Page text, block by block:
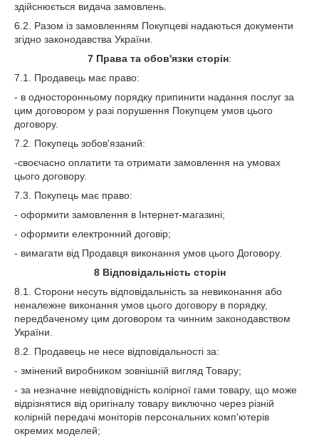
здійснюється видача замовлень.
6.2. Разом із замовленням Покупцеві надаються документи
згідно законодавства України.
7 Права та обов'язки сторін:
7.1. Продавець має право:
- в односторонньому порядку припинити надання послуг за
цим договором у разі порушення Покупцем умов цього
договору.
7.2. Покупець зобов'язаний:
-своєчасно оплатити та отримати замовлення на умовах
цього договору.
7.3. Покупець має право:
- оформити замовлення в Інтернет-магазині;
- оформити електронний договір;
- вимагати від Продавця виконання умов цього Договору.
8 Відповідальність сторін
8.1. Сторони несуть відповідальність за невиконання або
неналежне виконання умов цього договору в порядку,
передбаченому цим договором та чинним законодавством
України.
8.2. Продавець не несе відповідальності за:
- змінений виробником зовнішній вигляд Товару;
- за незначне невідповідність колірної гами товару, що може
відрізнятися від оригіналу товару виключно через різній
колірній передачі моніторів персональних комп'ютерів
окремих моделей;